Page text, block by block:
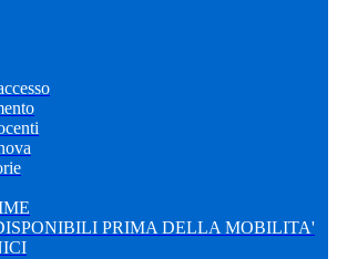
PRIMA DELLA MOBILITA'